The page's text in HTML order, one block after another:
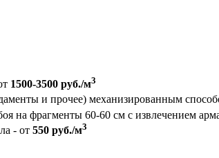
1500-3500 руб./м3
и прочее) механизированным
на фрагменты 60-60 см с извлечением
- от 550 руб./м3